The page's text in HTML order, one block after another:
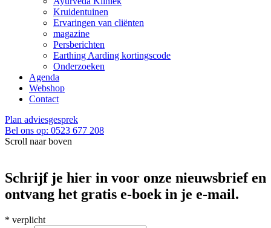
Kruidentuinen
Ervaringen van cliënten
magazine
Persberichten
Earthing Aarding kortingscode
Onderzoeken
Agenda
Webshop
Contact
Plan adviesgesprek
Bel ons op: 0523 677 208
Scroll naar boven
Schrijf je hier in voor onze nieuwsbrief en
ontvang het gratis e-boek in je e-mail.
* verplicht